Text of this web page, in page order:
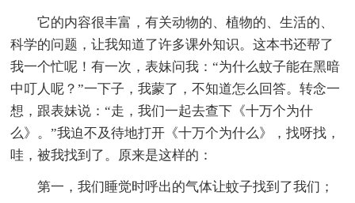
它的内容很丰富，有关动物的、植物的、生活的、
科学的问题，让我知道了许多课外知识。这本书还帮了
我一个忙呢！有一次，表妹问我：“为什么蚊子能在黑暗
中叮人呢？”一下子，我蒙了，不知道怎么回答。转念一
想，跟表妹说：“走，我们一起去查下《十万个为什
么》。”我迫不及待地打开《十万个为什么》，找呀找，
哇，被我找到了。原来是这样的：
第一，我们睡觉时呼出的气体让蚊子找到了我们；